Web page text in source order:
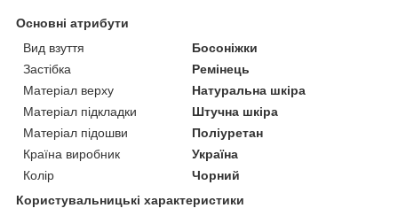
Основні атрибути
Вид взуття
Босоніжки
Застібка
Ремінець
Матеріал верху
Натуральна шкіра
Матеріал підкладки
Штучна шкіра
Матеріал підошви
Поліуретан
Країна виробник
Україна
Колір
Чорний
Користувальницькі характеристики